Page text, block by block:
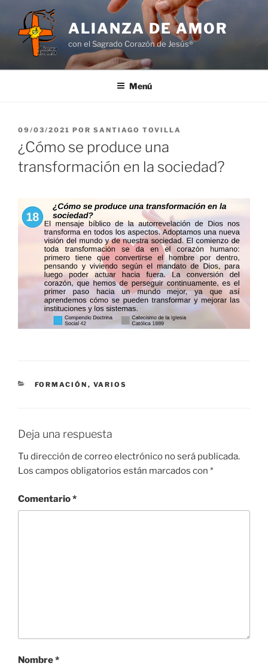
contenido
ALIANZA DE AMOR
con el Sagrado Corazón de Jesús®
Menú
PUBLICADO
EL
09/03/2021 POR SANTIAGO TOVILLA
¿Cómo se produce una
transformación en la sociedad?
CATEGORÍAS
FORMACIÓN , VARIOS
Deja una respuesta
Tu dirección de correo electrónico no será publicada.
Los campos obligatorios están marcados con *
Comentario*
Nombre*